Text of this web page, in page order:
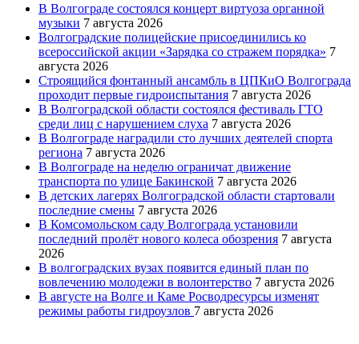
В Волгограде состоялся концерт виртуоза органной
музыки 7 августа 2026
Волгоградские полицейские присоединились ко
всероссийской акции «Зарядка со стражем порядка» 7
августа 2026
Строящийся фонтанный ансамбль в ЦПКиО Волгограда
проходит первые гидроиспытания 7 августа 2026
В Волгоградской области состоялся фестиваль ГТО
среди лиц с нарушением слуха 7 августа 2026
В Волгограде наградили сто лучших деятелей спорта
региона 7 августа 2026
В Волгограде на неделю ограничат движение
транспорта по улице Бакинской 7 августа 2026
В детских лагерях Волгоградской области стартовали
последние смены 7 августа 2026
В Комсомольском саду Волгограда установили
последний пролёт нового колеса обозрения 7 августа
2026
В волгоградских вузах появится единый план по
вовлечению молодежи в волонтерство 7 августа 2026
В августе на Волге и Каме Росводресурсы изменят
режимы работы гидроузлов 7 августа 2026